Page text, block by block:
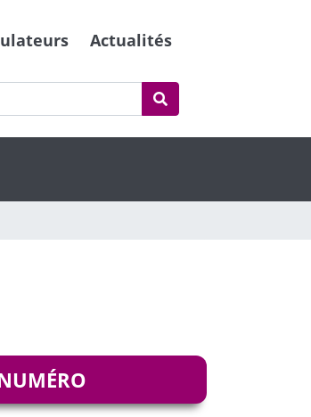
Actualités